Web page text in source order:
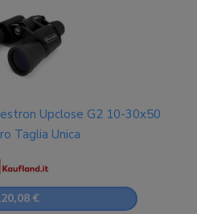
Upclose G2 10-30x50
Taglia Unica
€